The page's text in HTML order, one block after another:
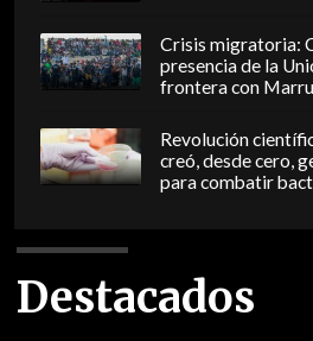
Crisis migratoria:
presencia de la
frontera con
Revolución
creó, desde cero,
para combatir
Destacados